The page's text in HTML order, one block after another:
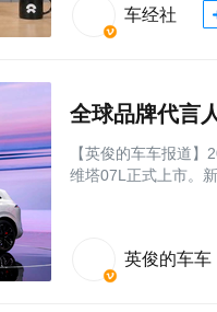
车经社
【英俊的车车报道
维塔07L正式上市。
英俊的车车